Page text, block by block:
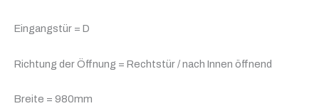
Eingangstür = D
Richtung der Öffnung = Rechtstür / nach Innen öffnend
Breite = 980mm